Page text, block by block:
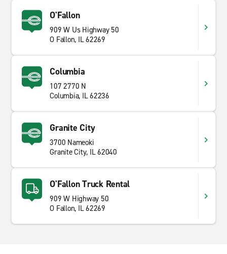
O'Fallon
909 W Us Highway 50
O Fallon, IL 62269
Columbia
107 2770 N
Columbia, IL 62236
Granite City
3700 Nameoki
Granite City, IL 62040
O'Fallon Truck Rental
909 W Highway 50
O Fallon, IL 62269